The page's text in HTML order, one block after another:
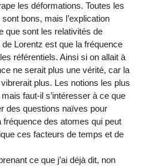
les déformations. Toutes les
bons, mais l’explication
que sont les relativités de
Lorentz est que la fréquence
référentiels. Ainsi si on allait à
ne serait plus une vérité, car la
plus. Les notions les plus
faut-il s’intéresser à ce que
des questions naïves pour
fréquence des atomes qui peut
ces facteurs de temps et de
ce que j’ai déjà dit, non